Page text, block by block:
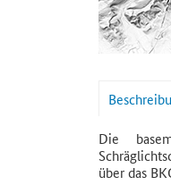
Die
über das